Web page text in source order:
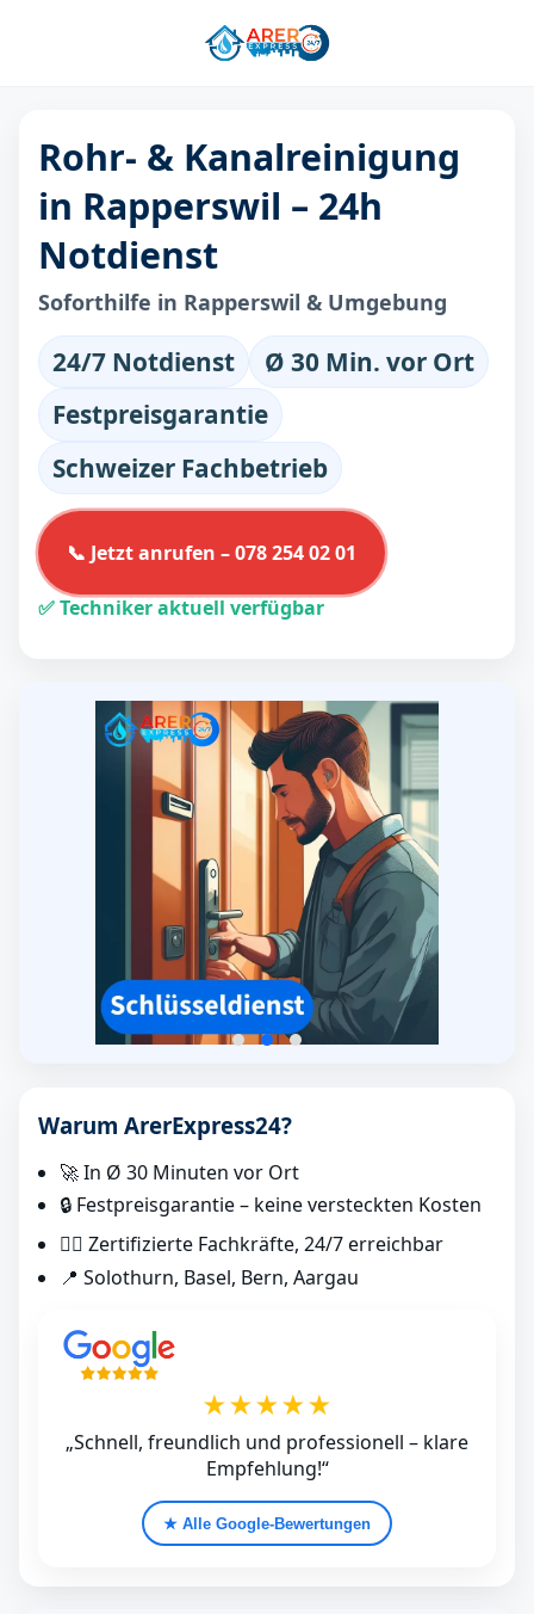
Rohr- & Kanalreinigung
in Rapperswil – 24h
Notdienst
Soforthilfe in Rapperswil & Umgebung
24/7 Notdienst
Ø 30 Min. vor Ort
Festpreisgarantie
Schweizer Fachbetrieb
📞 Jetzt anrufen – 078 254 02 01
✅ Techniker aktuell verfügbar
Warum ArerExpress24?
🚀 In Ø 30 Minuten vor Ort
🔒 Festpreisgarantie – keine versteckten Kosten
👷‍♂️ Zertifizierte Fachkräfte, 24/7 erreichbar
📍 Solothurn, Basel, Bern, Aargau
★★★★★
„Schnell, freundlich und professionell – klare
Empfehlung!“
★ Alle Google‑Bewertungen